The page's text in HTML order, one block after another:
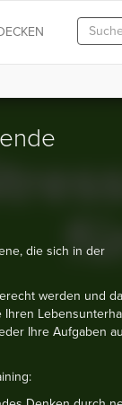
die sich in der
werden und
Ihren
Ihre Aufgaben